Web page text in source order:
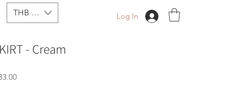
THB (฿) Log In
- ​Cream
Sale